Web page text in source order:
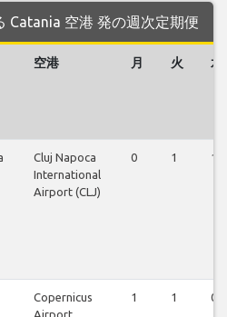
Catania 空港 発の週次定期便
空港 月 火 水
Cluj Napoca
International
Airport (CLJ)
0 1 1
Copernicus
Airport
1 1 0